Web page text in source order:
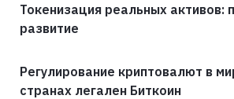
Токенизация реальных активов:
развитие
Регулирование криптовалют в
странах легален Биткоин